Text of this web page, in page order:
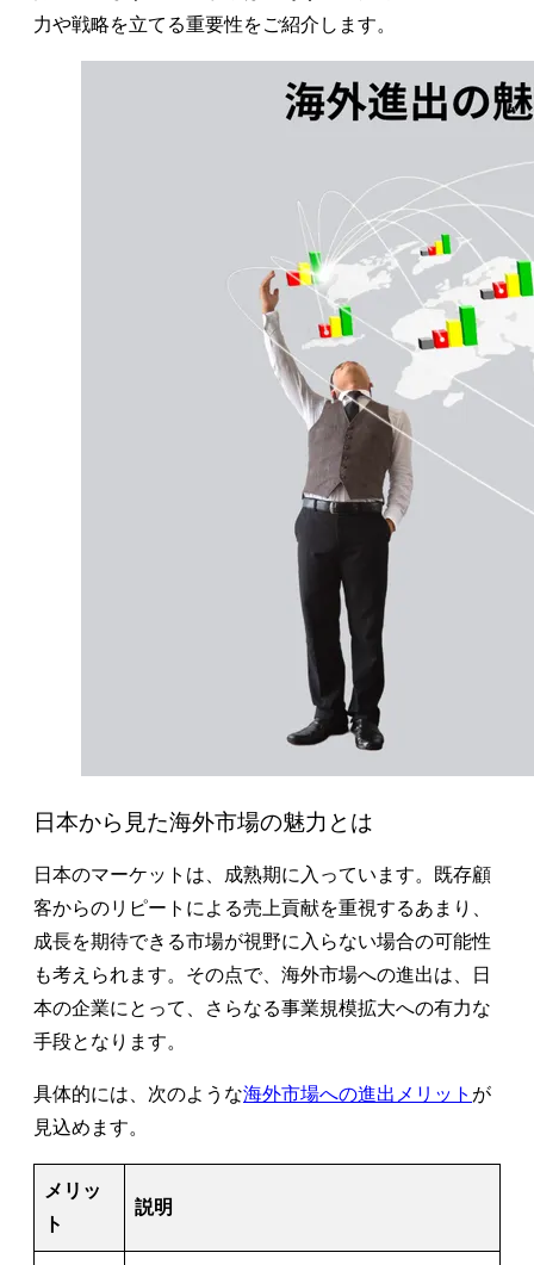
力や戦略を立てる重要性をご紹介します。
日本から見た海外市場の魅力とは
日本のマーケットは、成熟期に入っています。既存顧
客からのリピートによる売上貢献を重視するあまり、
成長を期待できる市場が視野に入らない場合の可能性
も考えられます。その点で、海外市場への進出は、日
本の企業にとって、さらなる事業規模拡大への有力な
手段となります。
具体的には、次のような海外市場への進出メリット が
見込めます。
メリッ
ト
説明